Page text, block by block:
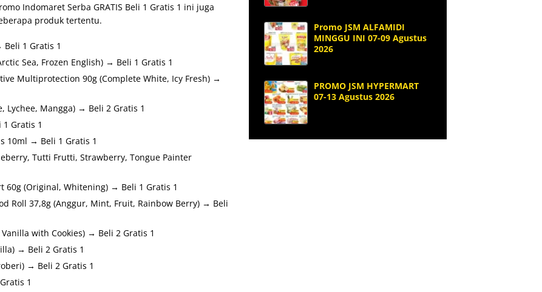
Indomaret Serba GRATIS Beli 1 Gratis 1 ini juga
produk tertentu.
Beli 1 Gratis 1
Sea, Frozen English) → Beli 1 Gratis 1
Multiprotection 90g (Complete White, Icy Fresh) →
Lychee, Mangga) → Beli 2 Gratis 1
Gratis 1
10ml → Beli 1 Gratis 1
Tutti Frutti, Strawberry, Tongue Painter
60g (Original, Whitening) → Beli 1 Gratis 1
Roll 37,8g (Anggur, Mint, Fruit, Rainbow Berry) → Beli
with Cookies) → Beli 2 Gratis 1
→ Beli 2 Gratis 1
→ Beli 2 Gratis 1
1
Promo JSM ALFAMIDI
MINGGU INI 07-09 Agustus
2026
PROMO JSM HYPERMART
07-13 Agustus 2026